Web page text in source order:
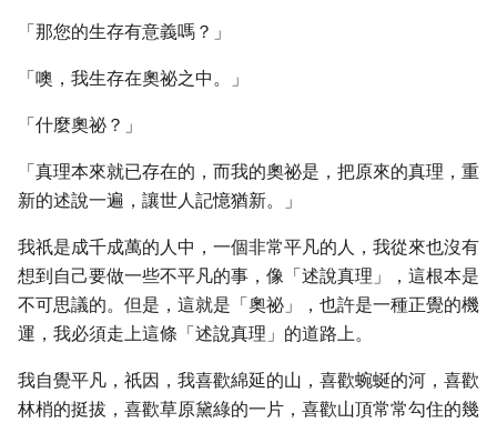
「那您的生存有意義嗎？」
「噢，我生存在奧祕之中。」
「什麼奧祕？」
「真理本來就已存在的，而我的奧祕是，把原來的真理，重
新的述說一遍，讓世人記憶猶新。」
我祇是成千成萬的人中，一個非常平凡的人，我從來也沒有
想到自己要做一些不平凡的事，像「述說真理」，這根本是
不可思議的。但是，這就是「奧祕」，也許是一種正覺的機
運，我必須走上這條「述說真理」的道路上。
我自覺平凡，祇因，我喜歡綿延的山，喜歡蜿蜒的河，喜歡
林梢的挺拔，喜歡草原黛綠的一片，喜歡山頂常常勾住的幾